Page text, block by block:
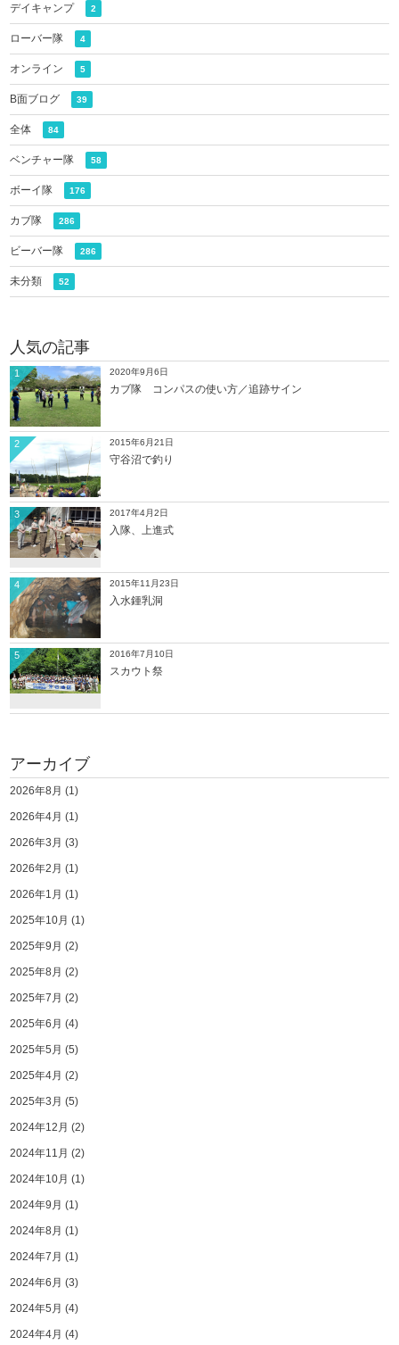
デイキャンプ 2
ローバー隊 4
オンライン 5
B面ブログ 39
全体 84
ベンチャー隊 58
ボーイ隊 176
カブ隊 286
ビーバー隊 286
未分類 52
人気の記事
2020年9月6日
カブ隊 コンパスの使い方／追跡サイン
1
2015年6月21日
守谷沼で釣り
2
2017年4月2日
入隊、上進式
3
2015年11月23日
入水鍾乳洞
4
2016年7月10日
スカウト祭
5
アーカイブ
2026年8月 (1)
2026年4月 (1)
2026年3月 (3)
2026年2月 (1)
2026年1月 (1)
2025年10月 (1)
2025年9月 (2)
2025年8月 (2)
2025年7月 (2)
2025年6月 (4)
2025年5月 (5)
2025年4月 (2)
2025年3月 (5)
2024年12月 (2)
2024年11月 (2)
2024年10月 (1)
2024年9月 (1)
2024年8月 (1)
2024年7月 (1)
2024年6月 (3)
2024年5月 (4)
2024年4月 (4)